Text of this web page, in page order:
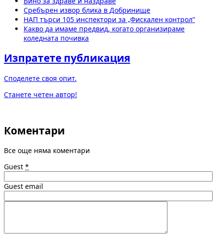
Сребърен извор блика в Добринище
НАП търси 105 инспектори за „Фискален контрол”
Какво да имаме предвид, когато организираме
коледната почивка
Изпратете публикация
Споделете своя опит.
Станете четен автор!
Коментари
Все още няма коментари
Guest *
Guest email